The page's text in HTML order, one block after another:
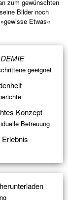
zum gewünschten
Bilder noch
Etwas«
geeignet
Konzept
Betreuung